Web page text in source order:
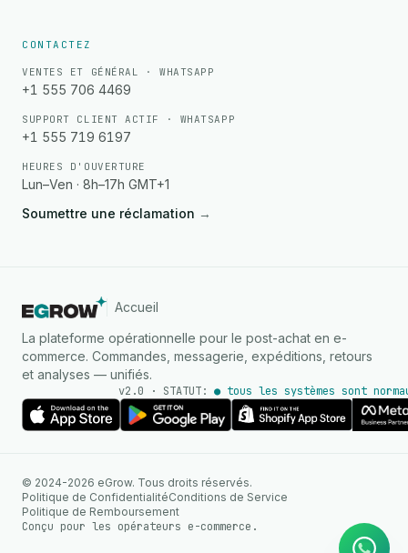
CONTACTEZ
VENTES ET GÉNÉRAL · WHATSAPP
+1 555 706 4469
SUPPORT CLIENT ACTIF · WHATSAPP
+1 555 719 6197
HEURES D'OUVERTURE
Lun–Ven · 8h–17h GMT+1
Soumettre une réclamation →
Accueil
La plateforme opérationnelle pour le post-achat en e-
commerce. Commandes, messagerie, expéditions, retours
et analyses — unifiés.
v2.0 · STATUT: ● tous les systèmes sont
© 2024-2026 eGrow. Tous droits réservés.
Politique de ConfidentialitéConditions de Service
Politique de Remboursement
Conçu pour les opérateurs e-commerce.
Réponses instantanées sur
WhatsApp